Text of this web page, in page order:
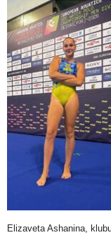
Elizaveta Ashanina,